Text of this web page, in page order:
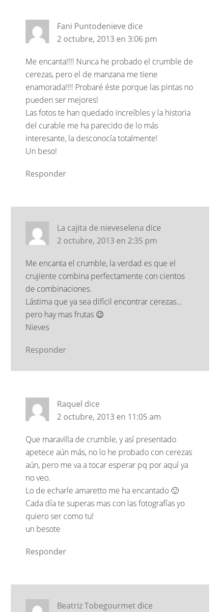
Fani Puntodenieve dice
2 octubre, 2013 en 3:06 pm
Me encanta!!!! Nunca he probado el crumble de
cerezas, pero el de manzana me tiene
enamorada!!!! Probaré éste porque las pintas no
pueden ser mejores!
Las fotos te han quedado increíbles y la historia
del curable me ha parecido de lo más
interesante, la desconocía totalmente!
Un beso!
Responder
La cajita de nieveselena dice
2 octubre, 2013 en 2:35 pm
Me encanta el crumble, la verdad es que el
crujiente combina perfectamente con cientos
de combinaciones.
Lástima que ya sea difícil encontrar cerezas…
pero hay mas frutas 😉
Nieves
Responder
Raquel dice
2 octubre, 2013 en 11:05 am
Que maravilla de crumble, y así presentado
apetece aún más, no lo he probado con cerezas
aún, pero me va a tocar esperar pq por aquí ya
no veo.
Lo de echarle amaretto me ha encantado 🙂
Cada día te superas mas con las fotografías yo
quiero ser como tu!
un besote
Responder
Beatriz Tobegourmet dice